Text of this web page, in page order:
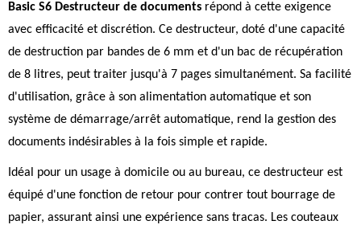
Basic S6 Destructeur de documents répond à cette exigence
avec efficacité et discrétion. Ce destructeur, doté d'une capacité
de destruction par bandes de 6 mm et d'un bac de récupération
de 8 litres, peut traiter jusqu'à 7 pages simultanément. Sa facilité
d'utilisation, grâce à son alimentation automatique et son
système de démarrage/arrêt automatique, rend la gestion des
documents indésirables à la fois simple et rapide.
Idéal pour un usage à domicile ou au bureau, ce destructeur est
équipé d'une fonction de retour pour contrer tout bourrage de
papier, assurant ainsi une expérience sans tracas. Les couteaux